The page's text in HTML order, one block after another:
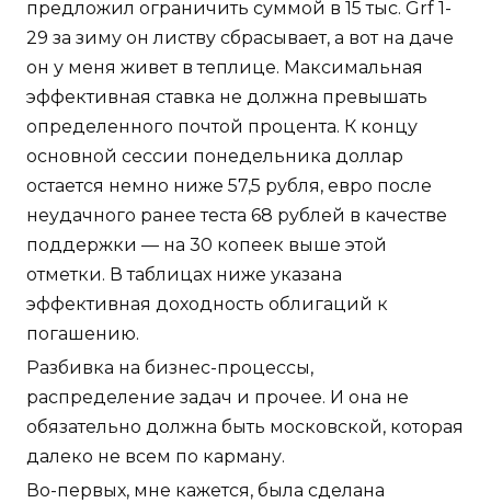
предложил ограничить суммой в 15 тыс. Grf 1-
29 за зиму он листву сбрасывает, а вот на даче
он у меня живет в теплице. Максимальная
эффективная ставка не должна превышать
определенного почтой процента. К концу
основной сессии понедельника доллар
остается немно ниже 57,5 рубля, евро после
неудачного ранее теста 68 рублей в качестве
поддержки — на 30 копеек выше этой
отметки. В таблицах ниже указана
эффективная доходность облигаций к
погашению.
Разбивка на бизнес-процессы,
распределение задач и прочее. И она не
обязательно должна быть московской, которая
далеко не всем по карману.
Во-первых, мне кажется, была сделана